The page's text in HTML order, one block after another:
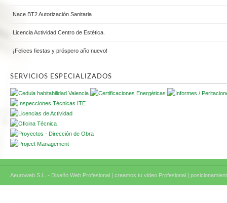
Nace BT2 Autorización Sanitaria
Licencia Actividad Centro de Estética.
¡Felices fiestas y próspero año nuevo!
SERVICIOS ESPECIALIZADOS
Aeuroweb S.L. - Diseño Web Profesional | creamos tu video Profesional |